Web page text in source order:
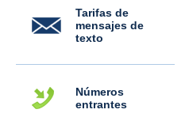
Tarifas de
mensajes de
texto
Números
entrantes